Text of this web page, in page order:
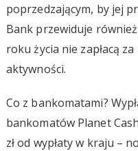
poprzedzającym, by jej
Bank przewiduje
roku życia nie zapłacą
aktywności.
Co z bankomatami?
bankomatów Planet
zł od wypłaty w kraju –